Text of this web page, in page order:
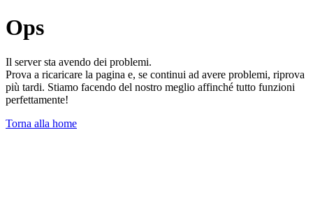
Ops
Il server sta avendo dei problemi.
Prova a ricaricare la pagina e, se continui ad avere problemi, riprova
più tardi. Stiamo facendo del nostro meglio affinché tutto funzioni
perfettamente!
Torna alla home